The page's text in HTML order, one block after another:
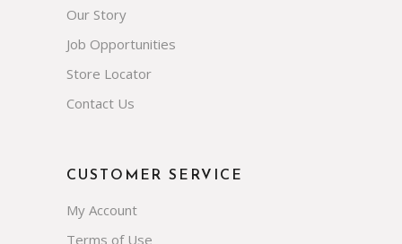
Our Story
Job Opportunities
Store Locator
Contact Us
CUSTOMER SERVICE
My Account
Terms of Use